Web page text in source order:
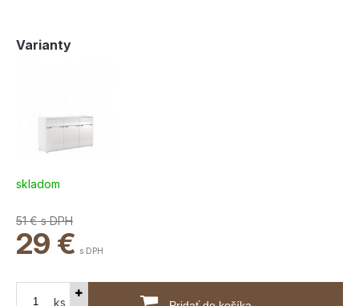
Varianty
skladom
51 €s DPH
29 € s DPH
ks